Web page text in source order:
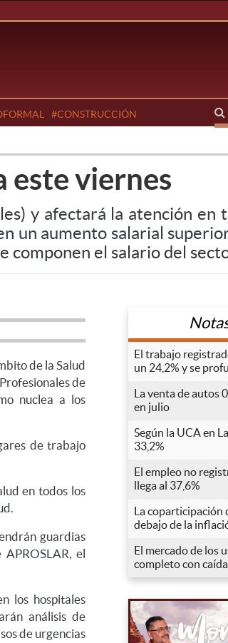
#CONSTRUCCIÓN
este viernes
y afectará la atención en
un aumento salarial
componen el salario del
de la Salud
de
nuclea a los
de trabajo
en todos los
guardias
el
los hospitales
análisis de
de urgencias
El trabajo
un 24,2% y se
La venta de autos
en julio
Según la UCA en
33,2%
El empleo no
llega al 37,6%
La coparticipación
debajo de la
El mercado de los
completo con